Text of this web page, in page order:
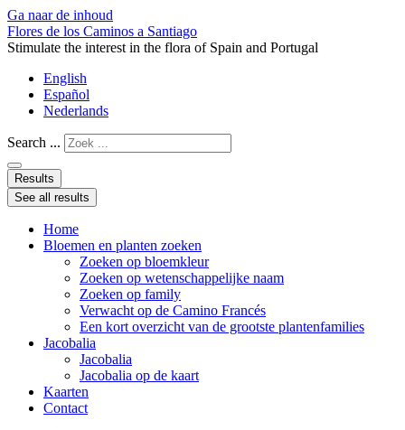
Ga naar de inhoud
Flores de los Caminos a Santiago
Stimulate the interest in the flora of Spain and Portugal
English
Español
Nederlands
Search ...
Results
See all results
Home
Bloemen en planten zoeken
Zoeken op bloemkleur
Zoeken op wetenschappelijke naam
Zoeken op family
Verwacht op de Camino Francés
Een kort overzicht van de grootste plantenfamilies
Jacobalia
Jacobalia
Jacobalia op de kaart
Kaarten
Contact